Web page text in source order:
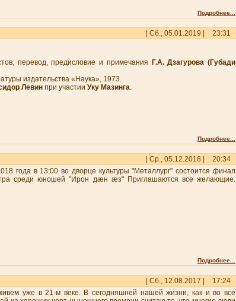
Подробнее...
| Сб., 05.01.2019 | 23:31
перевод, предисловие и примечания
Г.А. Дзагурова (Губади
издательства «Наука», 1973.
Левин при участии Уку Мазинга.
Подробнее...
| Ср., 05.12.2018 |
20:34
года в 13:00 во дворце культуры "Металлург" состоится финал
среди юношей "Ирон дæн æз" Приглашаются все желающие.
Подробнее...
| Сб., 12.08.2017 |
17:24
уже в 21-м веке. В сегодняшней нашей жизни, как и во все